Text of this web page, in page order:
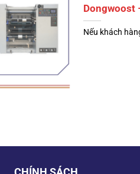
Dongwoost
Nếu khách